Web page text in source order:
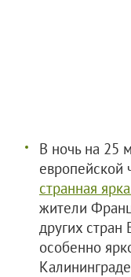
В ночь на 25
европейской
странная
жители
других стран
особенно